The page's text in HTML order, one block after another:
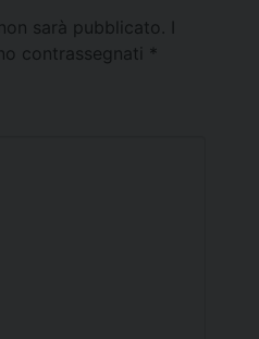
sarà pubblicato.
contrassegnati *